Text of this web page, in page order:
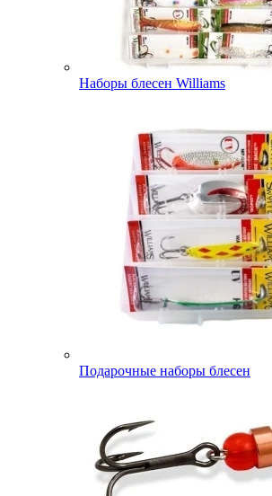
Наборы блесен Williams
Подарочные наборы блесен